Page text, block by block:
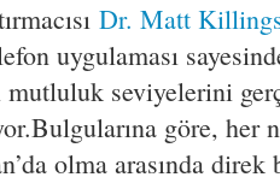
Dr. Matt
uygulaması
seviyelerini
Bulgularına göre, her
olma arasında